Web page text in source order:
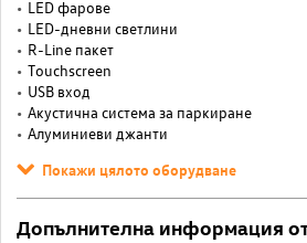
LED фарове
LED-дневни светлини
R-Line пакет
Touchscreen
USB вход
Акустична система за паркиране
Алуминиеви джанти
Покажи цялото оборудване
Допълнителна информация